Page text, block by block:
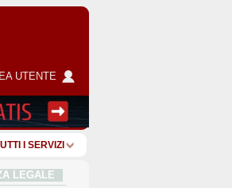
UTENTE
I SERVIZI
LEGALE